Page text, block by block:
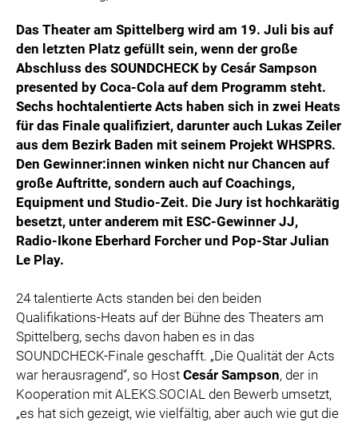
LOGOS
COCA COLA
PRESSEKONTAKT
Das Theater am Spittelberg wird am 19. Juli bis auf
den letzten Platz gefüllt sein, wenn der große
Abschluss des SOUNDCHECK by Cesár Sampson
presented by Coca-Cola auf dem Programm steht.
Sechs hochtalentierte Acts haben sich in zwei Heats
für das Finale qualifiziert, darunter auch Lukas Zeiler
aus dem Bezirk Baden mit seinem Projekt WHSPRS.
Den Gewinner:innen winken nicht nur Chancen auf
große Auftritte, sondern auch auf Coachings,
Equipment und Studio-Zeit. Die Jury ist hochkarätig
besetzt, unter anderem mit ESC-Gewinner JJ,
Radio-Ikone Eberhard Forcher und Pop-Star Julian
Le Play.
24 talentierte Acts standen bei den beiden
Qualifikations-Heats auf der Bühne des Theaters am
Spittelberg, sechs davon haben es in das
SOUNDCHECK-Finale geschafft. „Die Qualität der Acts
war herausragend“, so Host Cesár Sampson, der in
Kooperation mit ALEKS.SOCIAL den Bewerb umsetzt,
„es hat sich gezeigt, wie vielfältig, aber auch wie gut die